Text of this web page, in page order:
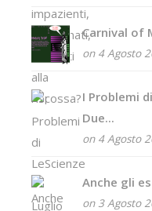
Carnival of
on 4 Agosto
I Problemi
Due...
on 4 Agosto
Anche gli
on 3 Agosto